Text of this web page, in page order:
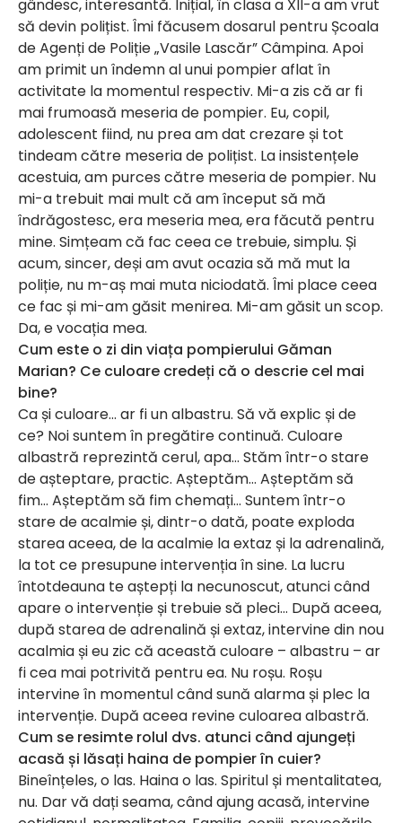
gândesc, interesantă. Inițial, în clasa a XII-a am vrut
să devin polițist. Îmi făcusem dosarul pentru Școala
de Agenți de Poliție „Vasile Lascăr” Câmpina. Apoi
am primit un îndemn al unui pompier aflat în
activitate la momentul respectiv. Mi-a zis că ar fi
mai frumoasă meseria de pompier. Eu, copil,
adolescent fiind, nu prea am dat crezare și tot
tindeam către meseria de polițist. La insistențele
acestuia, am purces către meseria de pompier. Nu
mi-a trebuit mai mult că am început să mă
îndrăgostesc, era meseria mea, era făcută pentru
mine. Simțeam că fac ceea ce trebuie, simplu. Și
acum, sincer, deși am avut ocazia să mă mut la
poliție, nu m-aș mai muta niciodată. Îmi place ceea
ce fac și mi-am găsit menirea. Mi-am găsit un scop.
Da, e vocația mea.
Cum este o zi din viața pompierului Găman
Marian? Ce culoare credeți că o descrie cel mai
bine?
Ca și culoare… ar fi un albastru. Să vă explic și de
ce? Noi suntem în pregătire continuă. Culoare
albastră reprezintă cerul, apa… Stăm într-o stare
de așteptare, practic. Așteptăm… Așteptăm să
fim… Așteptăm să fim chemați… Suntem într-o
stare de acalmie și, dintr-o dată, poate exploda
starea aceea, de la acalmie la extaz și la adrenalină,
la tot ce presupune intervenția în sine. La lucru
întotdeauna te aștepți la necunoscut, atunci când
apare o intervenție și trebuie să pleci… După aceea,
după starea de adrenalină și extaz, intervine din nou
acalmia și eu zic că această culoare – albastru – ar
fi cea mai potrivită pentru ea. Nu roșu. Roșu
intervine în momentul când sună alarma și plec la
intervenție. După aceea revine culoarea albastră.
Cum se resimte rolul dvs. atunci când ajungeți
acasă și lăsați haina de pompier în cuier?
Bineînțeles, o las. Haina o las. Spiritul și mentalitatea,
nu. Dar vă dați seama, când ajung acasă, intervine